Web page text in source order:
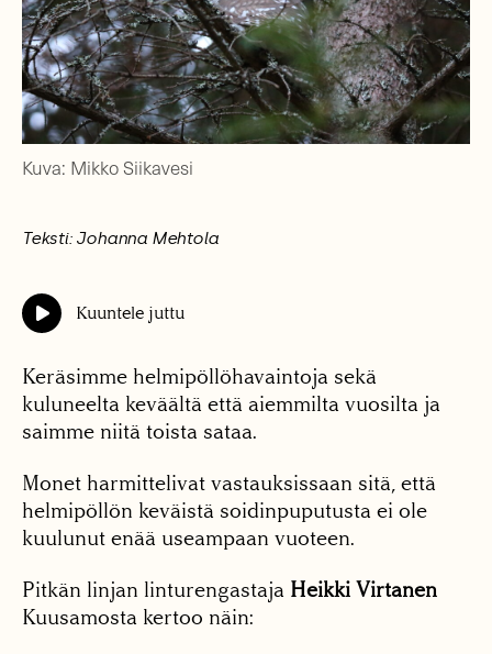
Kuva: Mikko Siikavesi
Teksti: Johanna Mehtola
Kuuntele juttu
Keräsimme helmipöllöhavaintoja sekä
kuluneelta keväältä että aiemmilta vuosilta ja
saimme niitä toista sataa.
Monet harmittelivat vastauksissaan sitä, että
helmipöllön keväistä soidinpuputusta ei ole
kuulunut enää useampaan vuoteen.
Pitkän linjan linturengastaja Heikki Virtanen
Kuusamosta kertoo näin: